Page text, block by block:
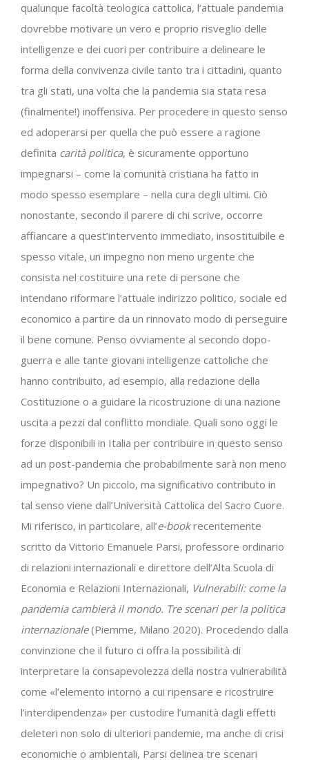
qualunque facoltà teologica cattolica, l’attuale pandemia
dovrebbe motivare un vero e proprio risveglio delle
intelligenze e dei cuori per contribuire a delineare le
forma della convivenza civile tanto tra i cittadini, quanto
tra gli stati, una volta che la pandemia sia stata resa
(finalmente!) inoffensiva. Per procedere in questo senso
ed adoperarsi per quella che può essere a ragione
definita carità politica, è sicuramente opportuno
impegnarsi – come la comunità cristiana ha fatto in
modo spesso esemplare – nella cura degli ultimi. Ciò
nonostante, secondo il parere di chi scrive, occorre
affiancare a quest’intervento immediato, insostituibile e
spesso vitale, un impegno non meno urgente che
consista nel costituire una rete di persone che
intendano riformare l’attuale indirizzo politico, sociale ed
economico a partire da un rinnovato modo di perseguire
il bene comune. Penso ovviamente al secondo dopo-
guerra e alle tante giovani intelligenze cattoliche che
hanno contribuito, ad esempio, alla redazione della
Costituzione o a guidare la ricostruzione di una nazione
uscita a pezzi dal conflitto mondiale. Quali sono oggi le
forze disponibili in Italia per contribuire in questo senso
ad un post-pandemia che probabilmente sarà non meno
impegnativo? Un piccolo, ma significativo contributo in
tal senso viene dall’Università Cattolica del Sacro Cuore.
Mi riferisco, in particolare, all’e-bookrecentemente
scritto da Vittorio Emanuele Parsi, professore ordinario
di relazioni internazionali e direttore dell’Alta Scuola di
Economia e Relazioni Internazionali, Vulnerabili: come la
pandemia cambierà il mondo. Tre scenari per la politica
internazionale(Piemme, Milano 2020). Procedendo dalla
convinzione che il futuro ci offra la possibilità di
interpretare la consapevolezza della nostra vulnerabilità
come «l’elemento intorno a cui ripensare e ricostruire
l’interdipendenza» per custodire l’umanità dagli effetti
deleteri non solo di ulteriori pandemie, ma anche di crisi
economiche o ambientali, Parsi delinea tre scenari